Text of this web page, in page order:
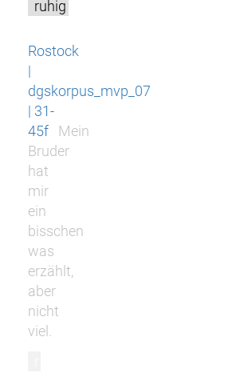
ruhig
Rostock
|
dgskorpus_mvp_07
| 31-
45f
Mein
Bruder
hat
mir
ein
bisschen
was
erzählt,
aber
nicht
viel.